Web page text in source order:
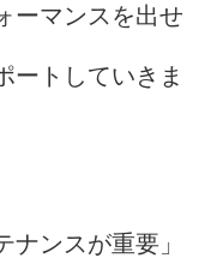
ーマンスを出せ
ートしていきま
ンスが重要」